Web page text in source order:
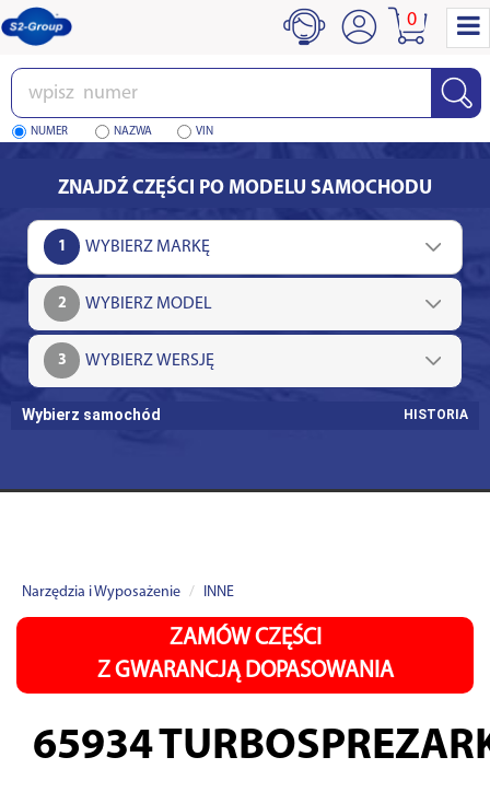
Wpisz
numer
NUMER NAZWA VIN
0
ZNAJDŹ CZĘŚCI PO MODELU SAMOCHODU
1
2
3
Wybierz samochód HISTORIA
Narzędzia i Wyposażenie INNE
ZAMÓW CZĘŚCI
Z GWARANCJĄ DOPASOWANIA
65934